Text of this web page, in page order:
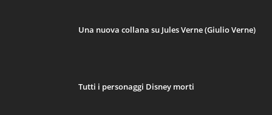
Una nuova collana su Jules Verne (Giulio Verne)
Tutti i personaggi Disney morti